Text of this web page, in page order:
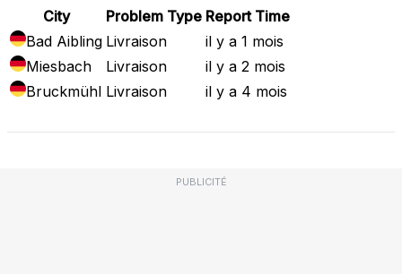
City Problem Type Report Time
Bad Aibling Livraison
il y a 1 mois
Miesbach
Livraison
il y a 2 mois
Bruckmühl Livraison il y a 4 mois
PUBLICITÉ